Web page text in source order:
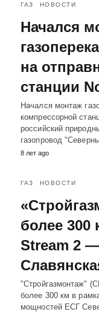
ГАЗ НОВОСТИ
Начался
на
станции
Начался монтаж
компрессорной
российский
газопровод
8 лет ago
ГАЗ НОВОСТИ
более 300
Stream 2
"Стройгазмонтаж"
более 300 км в
мощностей ЕСГ